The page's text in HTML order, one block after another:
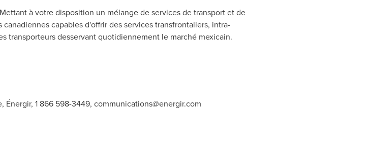
à votre disposition un mélange de services de transport et de
capables d'offrir des services transfrontaliers, intra-
transporteurs desservant quotidiennement le marché mexicain.
1 866 598-3449, communications@energir.com